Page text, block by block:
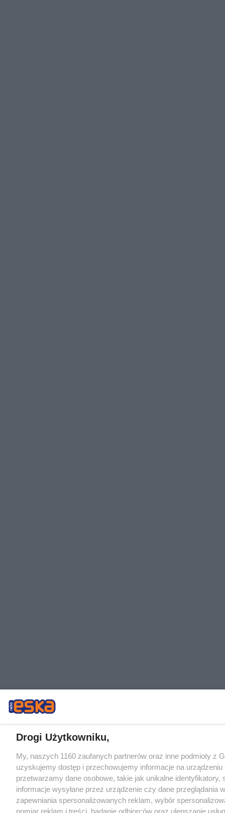
Drogi Użytkowniku,
My, naszych 1160 zaufanych partnerów oraz inne podmioty z
uzyskujemy dostęp i przechowujemy informacje na urządzeniu
przetwarzamy dane osobowe, takie jak unikalne identyfikatory,
informacje wysyłane przez urządzenie czy dane przeglądania
zapewniania spersonalizowanych reklam, wybór
pomiar reklam i treści, badanie odbiorców oraz ulepszanie